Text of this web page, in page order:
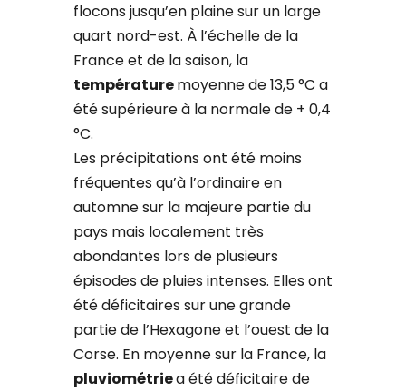
flocons jusqu’en plaine sur un large
quart nord-est. À l’échelle de la
France et de la saison, la
températuremoyenne de 13,5 °C a
été supérieure à la normale de + 0,4
°C.
Les précipitations ont été moins
fréquentes qu’à l’ordinaire en
automne sur la majeure partie du
pays mais localement très
abondantes lors de plusieurs
épisodes de pluies intenses. Elles ont
été déficitaires sur une grande
partie de l’Hexagone et l’ouest de la
Corse. En moyenne sur la France, la
pluviométriea été déficitaire de